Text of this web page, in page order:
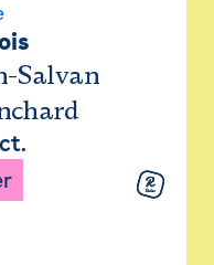
Salvan